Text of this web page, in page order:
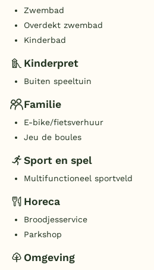
Zwembad
Overdekt zwembad
Kinderbad
Kinderpret
Buiten speeltuin
Familie
E-bike/fietsverhuur
Jeu de boules
Sport en spel
Multifunctioneel sportveld
Horeca
Broodjesservice
Parkshop
Omgeving